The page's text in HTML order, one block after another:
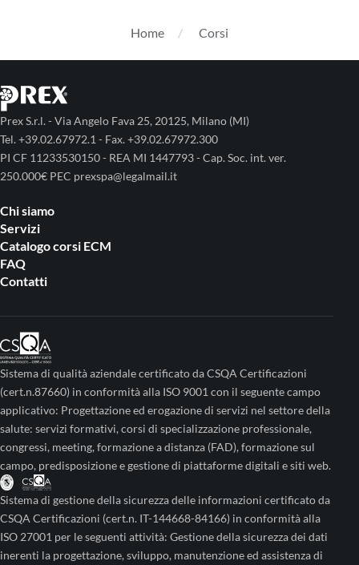
Home Corsi
Prex S.r.l. - Via Angelo Fava 25, 20125, Milano (MI)
Tel. +39.02.67972.1 - Fax. +39.02.67972.300
PI CF 11233530150 - REA MI 1447793 - Cap. Soc. int. ver.
250.000€ PEC prexspa@legalmail.it
Chi siamo
Servizi
Catalogo corsi ECM
FAQ
Contatti
Sistema di qualità aziendale certificato da CSQA Certificazioni
(cert.n.87660) in conformità alla ISO 9001 con il seguente campo
applicativo: Progettazione ed erogazione di servizi nel settore della
salute: servizi formativi, corsi di specializzazione professionale,
congressi, meeting, formazione a distanza (FAD), formazione sul
campo, predisposizione e gestione di piattaforme digitali e siti web.
Sistema di gestione della sicurezza delle informazioni certificato da
CSQA Certificazioni (cert.n. IT-144668-84166) in conformità alla
ISO 27001 per le seguenti attività: Gestione della sicurezza dei dati
inerenti la progettazione, sviluppo, manutenzione ed assistenza di